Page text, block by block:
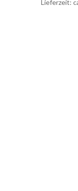
Lieferzeit: